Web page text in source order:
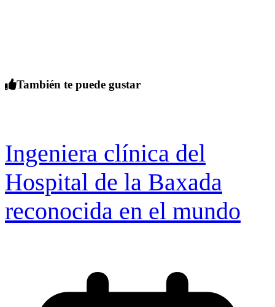
También te puede gustar
Ingeniera clínica del
Hospital de la Baxada
reconocida en el mundo